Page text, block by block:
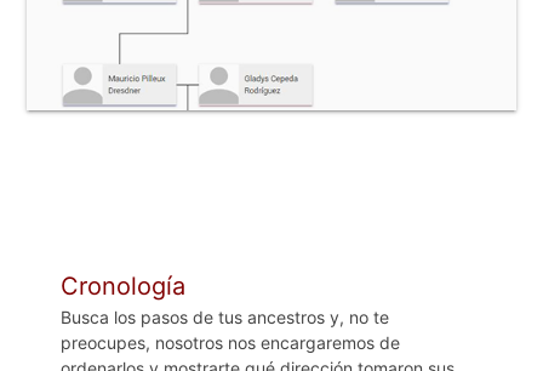
Cronología
Busca los pasos de tus ancestros y, no te
preocupes, nosotros nos encargaremos de